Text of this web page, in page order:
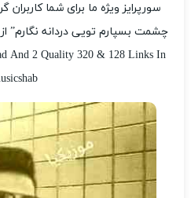
سورپرایز ویژه ما برای شما
چشمت بسپارم تویی دردانه نگارم” از
And 2 Quality 320 & 128 Links In